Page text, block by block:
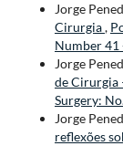
Jorge
Cirurgia,
Number 41
Jorge
de Cirurgia
Surgery:
Jorge
reflexões